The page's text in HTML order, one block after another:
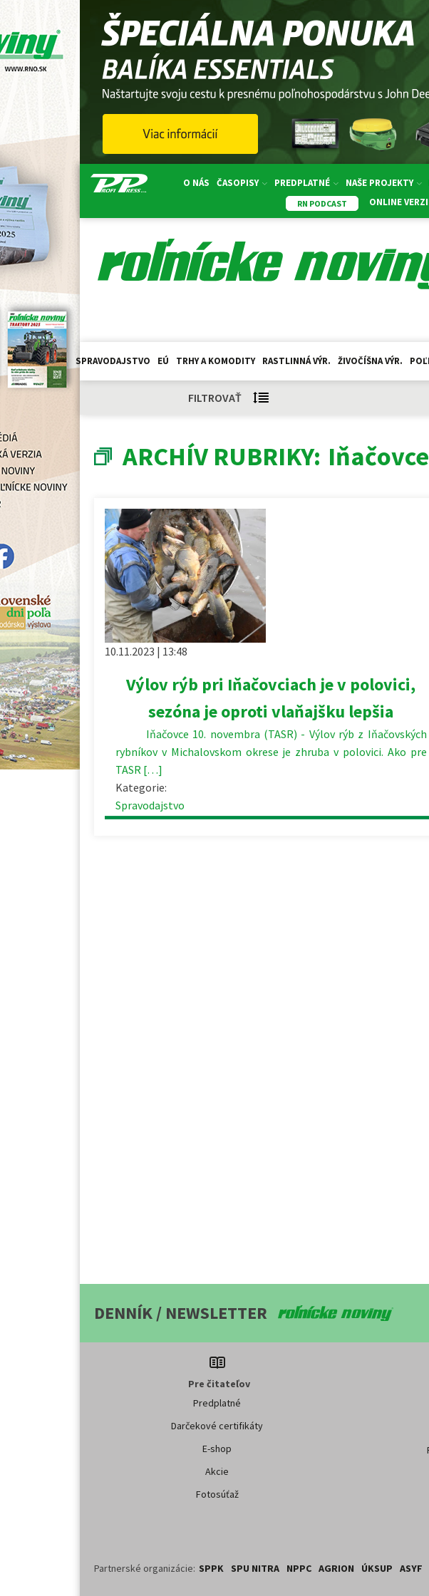
O NÁS ČASOPISY PREDPLATNÉ NAŠE PROJEKTY
RN PODCAST
ONLINE
SPRAVODAJSTVO EÚ TRHY A KOMODITY RASTLINNÁ VÝR. ŽIVOČÍŠNA VÝR.
FILTROVAŤ
ARCHÍV RUBRIKY:
10.11.2023 | 13:48
Výlov rýb pri Iňačovciach je v polovici,
sezóna je oproti vlaňajšku lepšia
Iňačovce 10. novembra (TASR) - Výlov rýb z Iňačovských
rybníkov v Michalovskom okrese je zhruba v polovici. Ako pre
TASR […]
Kategorie:
Spravodajstvo
DENNÍK / NEWSLETTER
Fotosúťaž